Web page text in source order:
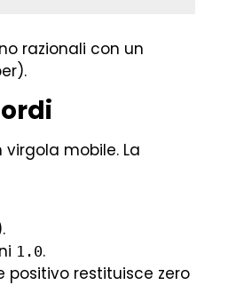
razionali con un
virgola mobile. La
1.0.
positivo restituisce zero